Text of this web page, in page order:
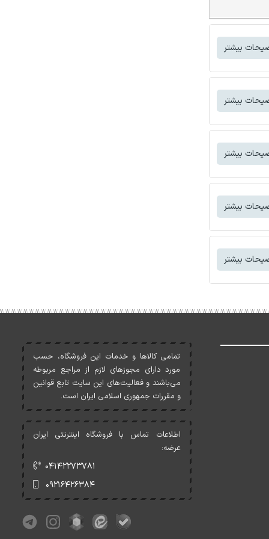
بیشتر
بیشتر
بیشتر
بیشتر
بیشتر
تمامی کالاها و خدمات اين فروشگاه، حسب
مورد دارای مجوزهای لازم از مراجع مربوطه
می‌باشند و فعاليت‌های اين سايت تابع قوانين
و مقررات جمهوری اسلامی ايران است.
اطلاعات تماس با فروشگاه اینترنتی ایران
عرضه:
۰۴۱۴۲۲۷۳۷۸۱
۰۹۲۱۶۴۲۶۳۸۴